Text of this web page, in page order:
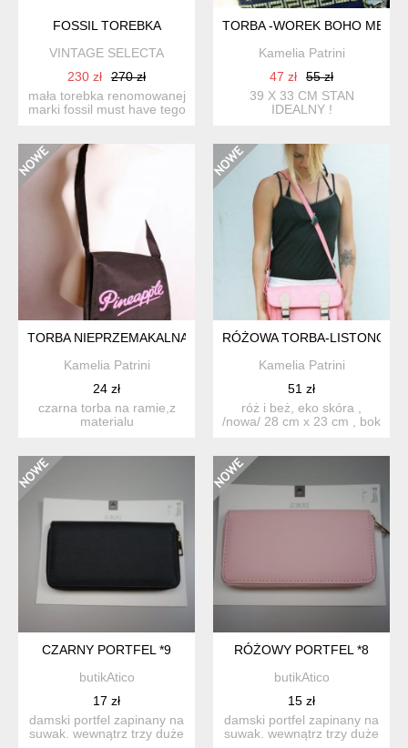
FOSSIL TOREBKA
VINTAGE SELECTA
230 zł
270 zł
mała torebka renomowanej
marki fossil must have tego
TORBA -WOREK BOHO
Kamelia Patrini
47 zł
55 zł
39 X 33 CM STAN
IDEALNY !
TORBA NIEPRZEMAKALNA
Kamelia Patrini
24 zł
czarna torba na ramie,z
materialu
RÓŻOWA TORBA-
Kamelia Patrini
51 zł
róż i beż, eko skóra ,
/nowa/ 28 cm x 23 cm , bok
CZARNY PORTFEL *9
butikAtico
17 zł
damski portfel zapinany na
suwak. wewnątrz trzy duże
RÓŻOWY PORTFEL *8
butikAtico
15 zł
damski portfel zapinany na
suwak. wewnątrz trzy duże